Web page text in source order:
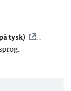
tysk)
. .